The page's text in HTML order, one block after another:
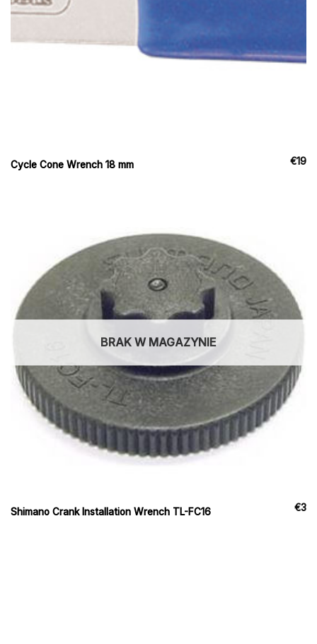
Cycle Cone Wrench 18 mm €19
BRAK W MAGAZYNIE
Shimano Crank Installation Wrench TL-FC16 €3